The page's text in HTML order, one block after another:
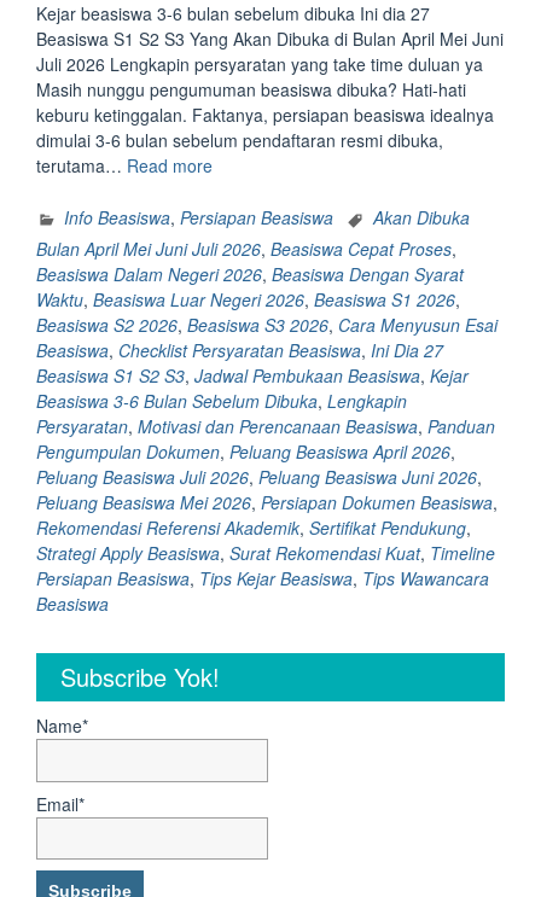
Kejar beasiswa 3-6 bulan sebelum dibuka Ini dia 27
Beasiswa S1 S2 S3 Yang Akan Dibuka di Bulan April Mei Juni
Juli 2026 Lengkapin persyaratan yang take time duluan ya
Masih nunggu pengumuman beasiswa dibuka? Hati-hati
keburu ketinggalan. Faktanya, persiapan beasiswa idealnya
dimulai 3-6 bulan sebelum pendaftaran resmi dibuka,
terutama… Read more“Kejar
3-
6
Bulan
Sebelum
Dibuka
Ini
Dia
27
Beasiswa
S1
S2
S3
Yang
Akan
Dibuka
Di
Mei
Juni
2026
Yang
Info Beasiswa, Persiapan Beasiswa
Akan Dibuka
Bulan April Mei Juni Juli 2026, Beasiswa Cepat Proses,
Beasiswa Dalam Negeri 2026, Beasiswa Dengan Syarat
Waktu, Beasiswa Luar Negeri 2026, Beasiswa S1 2026,
Beasiswa S2 2026, Beasiswa S3 2026, Cara Menyusun Esai
Beasiswa, Checklist Persyaratan Beasiswa, Ini Dia 27
Beasiswa S1 S2 S3, Jadwal Pembukaan Beasiswa, Kejar
Beasiswa 3-6 Bulan Sebelum Dibuka, Lengkapin
Persyaratan, Motivasi dan Perencanaan Beasiswa, Panduan
Pengumpulan Dokumen, Peluang Beasiswa April 2026,
Peluang Beasiswa Juli 2026, Peluang Beasiswa Juni 2026,
Peluang Beasiswa Mei 2026, Persiapan Dokumen Beasiswa,
Rekomendasi Referensi Akademik, Sertifikat Pendukung,
Strategi Apply Beasiswa, Surat Rekomendasi Kuat, Timeline
Persiapan Beasiswa, Tips Kejar Beasiswa, Tips Wawancara
Beasiswa
Subscribe Yok!
Name*
Email*